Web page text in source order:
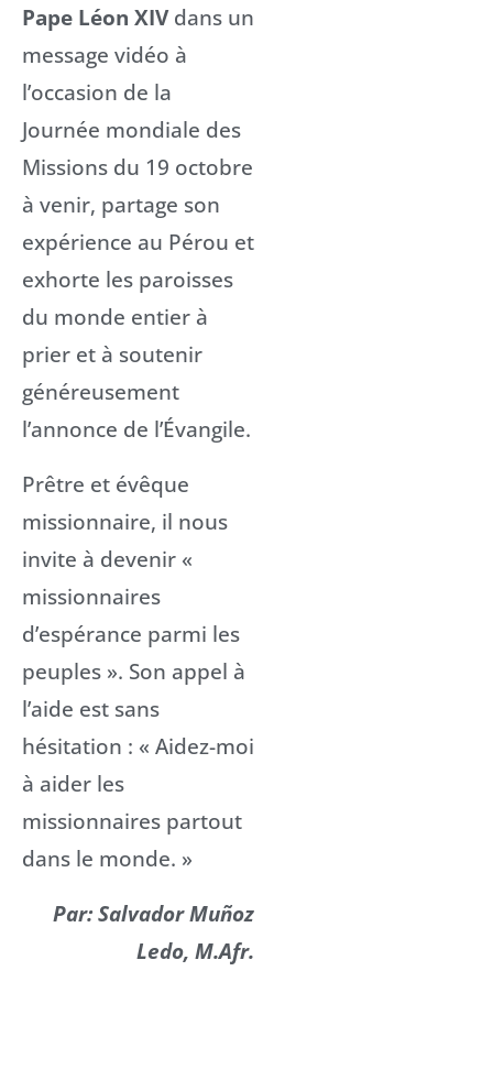
Pape Léon XIVdans un
message vidéo à
l’occasion de la
Journée mondiale des
Missions du 19 octobre
à venir, partage son
expérience au Pérou et
exhorte les paroisses
du monde entier à
prier et à soutenir
généreusement
l’annonce de l’Évangile.
Prêtre et évêque
missionnaire, il nous
invite à devenir «
missionnaires
d’espérance parmi les
peuples ». Son appel à
l’aide est sans
hésitation : « Aidez-moi
à aider les
missionnaires partout
dans le monde. »
Par: Salvador Muñoz
Ledo, M.Afr.